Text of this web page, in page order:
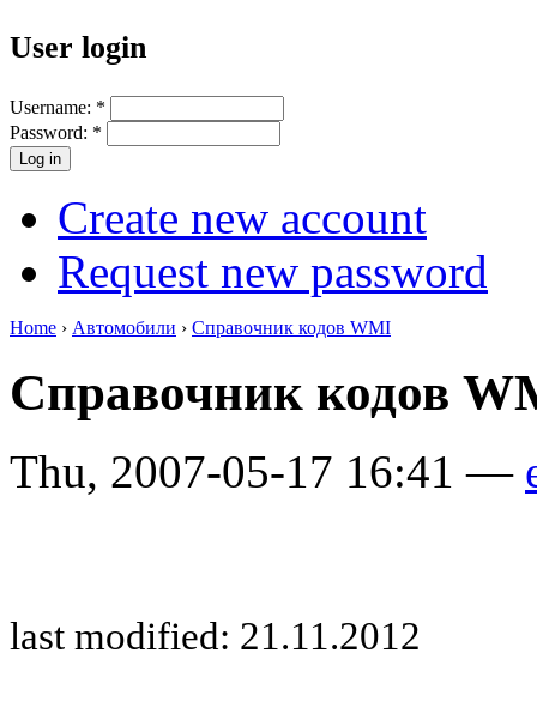
User login
Username: *
Password: *
Create new account
Request new password
Home › Автомобили › Справочник кодов WMI
Справочник кодов
Thu, 2007-05-17 16:41 —
last modified: 21.11.2012